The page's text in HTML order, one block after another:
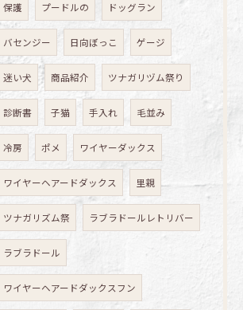
保護 プードルの ドッグラン
バセンジー 日向ぼっこ ゲージ
迷い犬 商品紹介 ツナガリヅム祭り
診断書 子猫 手入れ 毛並み
冷房 ポメ ワイヤーダックス
ワイヤーヘアードダックス 里親
ツナガリズム祭 ラブラドールレトリバー
ラブラドール
ワイヤーヘアードダックスフン